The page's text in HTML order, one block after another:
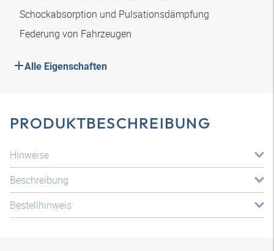
Schockabsorption und Pulsationsdämpfung
Federung von Fahrzeugen
Alle Eigenschaften
PRODUKTBESCHREIBUNG
Hinweise
Beschreibung
Bestellhinweis